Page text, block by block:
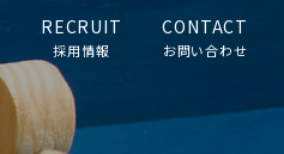
RECRUIT
採用情報
CONTACT
お問い合わせ